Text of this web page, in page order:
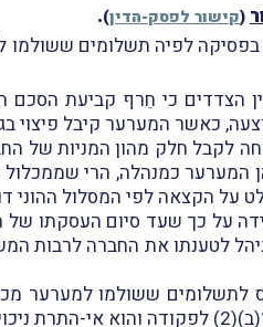
(קישור לפסק-הדין)
.
לפיה תשלומים ששולמו
בין הצדדים כי חֵרף קביעת
כאשר המערער קיבל פיצוי
לקבל חלק מהון המניות
כמנהלה, הרי שממכלול
על הקצאה לפי המסלול ההוני
על כך שעד סיום העסקתו
לטענתו את החברה לרבות
לתשלומים ששולמו למערער